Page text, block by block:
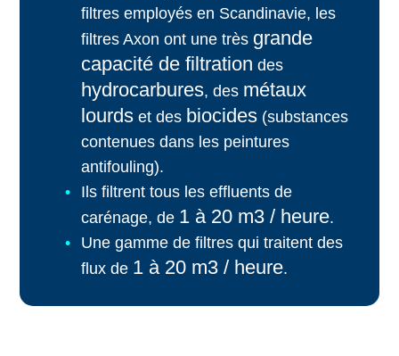
filtres employés en Scandinavie, les
filtres Axon ont une très grande
capacité de filtration des
hydrocarbures, des métaux
lourdset des biocides(substances
contenues dans les peintures
antifouling).
Ils filtrent tous les effluents de
carénage, de 1 à 20 m3 / heure.
Une gamme de filtres qui traitent des
flux de 1 à 20 m3 / heure.